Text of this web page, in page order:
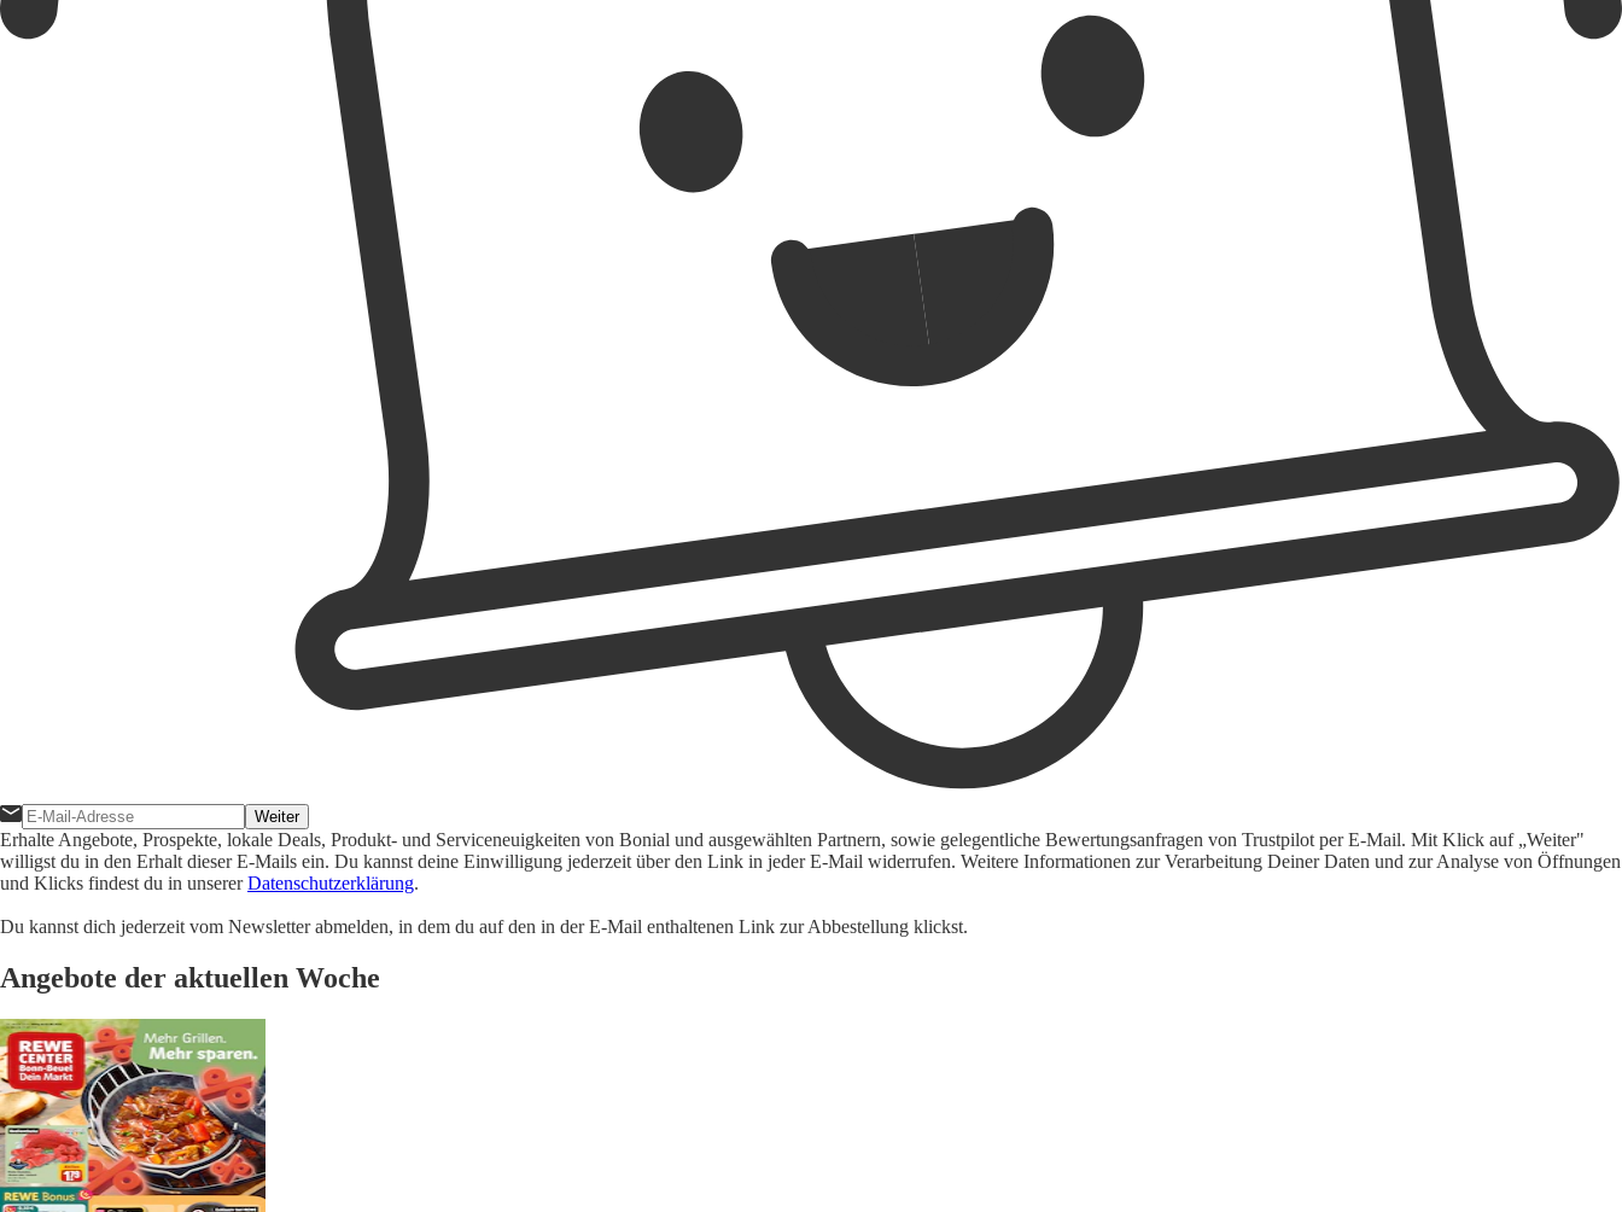
Weiter
Erhalte Angebote, Prospekte, lokale Deals, Produkt- und Serviceneuigkeiten von Bonial und ausgewählten Partnern, sowie gelegentliche Bewertungsanfragen von Trustpilot per E-Mail. Mit Klick auf „Weiter"
willigst du in den Erhalt dieser E-Mails ein. Du kannst deine Einwilligung jederzeit über den Link in jeder E-Mail widerrufen. Weitere Informationen zur Verarbeitung Deiner Daten und zur Analyse von Öffnungen
und Klicks findest du in unsererDatenschutzerklärung.
Du kannst dich jederzeit vom Newsletter abmelden, in dem du auf den in der E-Mail enthaltenen Link zur Abbestellung klickst.
Angebote der aktuellen Woche